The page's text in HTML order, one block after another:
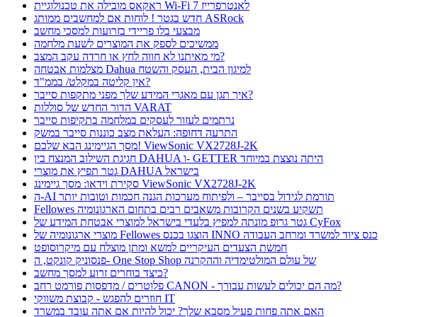
ראקאס מובילה את טכנולוגיית Wi-Fi 7 לאנטרפרייז
חדש בגטר ! לוחות אם למחשבים ממותג ASRock
מבצעי בלו פריידי בזרועות למסכי מחשב
ממשיכים לספק את המוצרים לשעת מלחמה
מי מאיתנו לא חווה לחץ או חרדה עקב המצב?
מצלמות אבטחה Dahua למיגון הבית, העסק והשטח
אין קליטה במקלט/ בממ"ד?
איך תגן עם מאגרי המידע שלך מפני מתקפות סייבר?
הדור החדש של סוללות VARAT
נרתמים לעזור לעסקים במלחמה בתקיפות סייבר
התרעה דחופה: העלאת מצב כוננות סייבר במשק
מסך הגיימינג הבא שלכם! ViewSonic VX2728J-2K
חגיגת השילוב המנצח בין DAHUA ו- GETTER היתה נוצצת במיוחד
גטר תפיץ את מוצרי DAHUA בישראל
סקירת וידאו: מסך גיימינג ViewSonic VX2728J-2K
ה-AI תורמת לגידול בסייבר – ולפיתוח מערכות הגנה חכמות וטובות יותר
Fellowes תשקיע בשנים הקרובות משאבים רבים בתחום הארגונומיה
גטר גרופ מונתה למפיץ בלעדי בישראל למוצרי אבטחת המידע של CyFox
מוצרי ארגונומיה של Fellowes הוצגו בכנס INNO כנס ציוד למשרד ומרחב העבודה
חמשת הצעדים העיקריים למשא ומתן מוצלח עם מיקרוסופט
פנסוניק קונקט, ה- One Stop Shop של עולם המולטימדיה וההקרנה
כיצד בוחרים זרוע למסך מחשב?
פלוטרים / מדפסות פורמט רחב CANON - מה הם יכולים לעשות עבורך?
חוזרים להפגש - קבוצת משווקי IT
האם אתה פחות פעיל מסבא שלך? יכול להיות אם אתה עובד במשרד